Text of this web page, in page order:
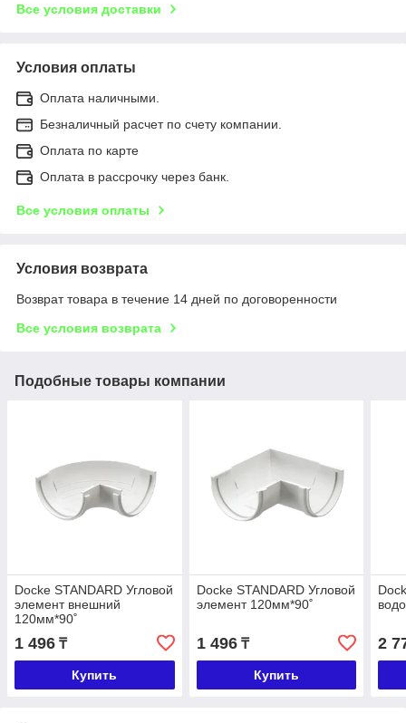
Все условия доставки
Условия оплаты
Оплата наличными.
Безналичный расчет по счету компании.
Оплата по карте
Оплата в рассрочку через банк.
Все условия оплаты
Условия возврата
Возврат товара в течение 14 дней по договоренности
Все условия возврата
Подобные товары компании
Dоcke STANDARD Угловой
элемент внешний
120мм*90˚
1 496 ₸
Купить
Dоcke STANDARD Угловой
элемент 120мм*90˚
1 496₸
Купить
2